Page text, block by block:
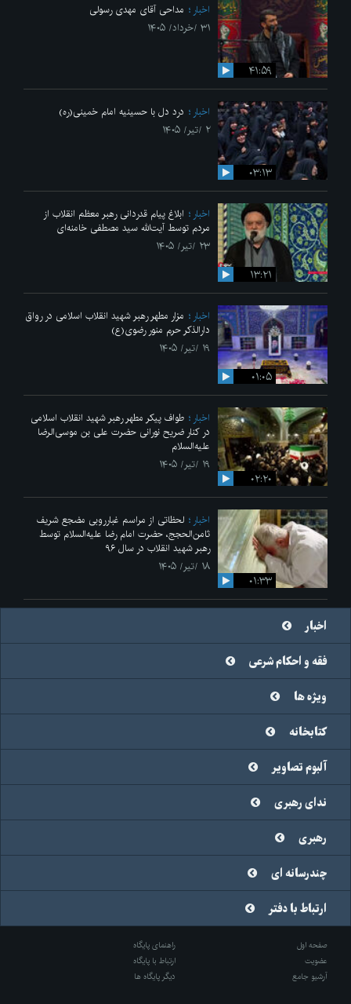
۴۱:۵۹
اخبار
مداحی آقای مهدی رسولی
۳۱ /خرداد/ ۱۴۰۵
۰۳:۱۳
اخبار
درد دل با حسینیه امام خمینی(ره)
۲ /تیر/ ۱۴۰۵
۱۳:۲۱
اخبار
ابلاغ پیام قدردانی رهبر معظم انقلاب از
مردم توسط آیت‌الله سید مصطفی خامنه‌ای
۲۳ /تیر/ ۱۴۰۵
۰۱:۰۵
اخبار
مزار مطهر رهبر شهید انقلاب اسلامی در رواق
دارالذکر حرم منور رضوی(ع)
۱۹ /تیر/ ۱۴۰۵
۰۲:۲۰
اخبار
طواف پیکر مطهر رهبر شهید انقلاب اسلامی
در کنار ضریح نورانی حضرت علی‌ بن موسی‌الرضا
علیه‌السلام
۱۹ /تیر/ ۱۴۰۵
۰۱:۳۳
اخبار
لحظاتی از مراسم غبارروبی مضجع شریف
ثامن‌الحجج، حضرت امام رضا علیه‌السلام توسط
رهبر شهید انقلاب در سال ۹۶
۱۸ /تیر/ ۱۴۰۵
اخبار
فقه و احکام شرعی
ویژه ها
کتابخانه
آلبوم تصاویر
ندای رهبری
رهبری
چندرسانه ای
ارتباط با دفتر
صفحه اول
راهنمای پایگاه
عضویت
ارتباط با پایگاه
آرشیو جامع
دیگر پایگاه ها